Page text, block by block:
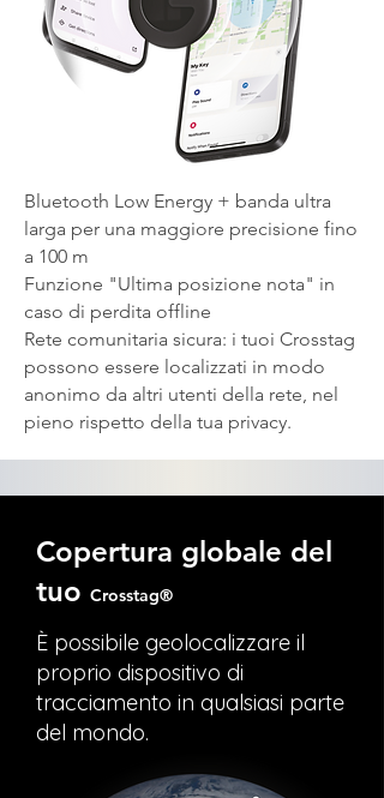
Bluetooth Low Energy + banda ultra
larga per una maggiore precisione fino
a 100 m
Funzione "Ultima posizione nota" in
caso di perdita offline
Rete comunitaria sicura: i tuoi Crosstag
possono essere localizzati in modo
anonimo da altri utenti della rete, nel
pieno rispetto della tua privacy.
Copertura globale del
tuo Crosstag®
È possibile geolocalizzare il
proprio dispositivo di
tracciamento in qualsiasi parte
del mondo.